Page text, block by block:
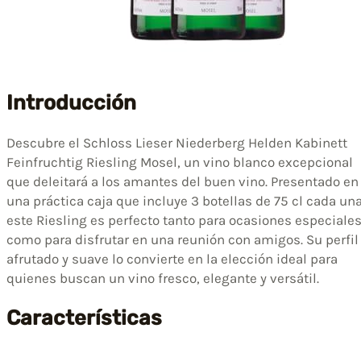
Introducción
Descubre el Schloss Lieser Niederberg Helden Kabinett
Feinfruchtig Riesling Mosel, un vino blanco excepcional
que deleitará a los amantes del buen vino. Presentado en
una práctica caja que incluye 3 botellas de 75 cl cada
este Riesling es perfecto tanto para ocasiones especiales
como para disfrutar en una reunión con amigos. Su perfil
afrutado y suave lo convierte en la elección ideal para
quienes buscan un vino fresco, elegante y versátil.
Características